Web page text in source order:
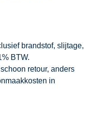
brandstof, slijtage,
BTW.
retour, anders
in